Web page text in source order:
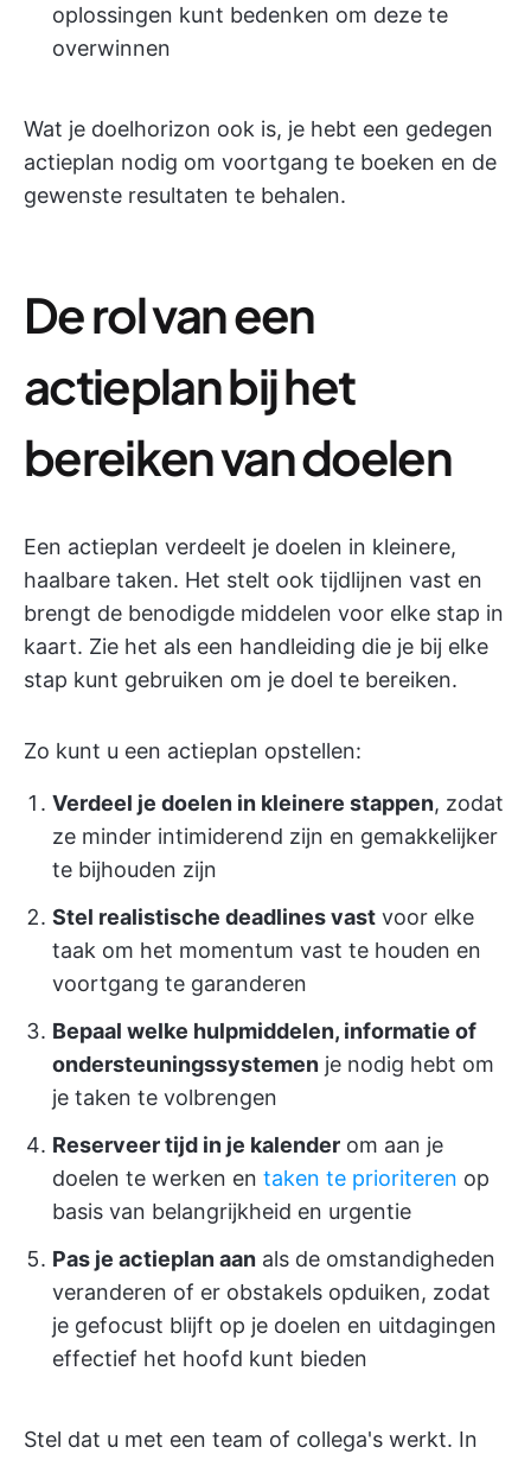
oplossingen kunt bedenken om deze te
overwinnen
Wat je doelhorizon ook is, je hebt een gedegen
actieplan nodig om voortgang te boeken en de
gewenste resultaten te behalen.
De rol van een
actieplan bij het
bereiken van doelen
Een actieplan verdeelt je doelen in kleinere,
haalbare taken. Het stelt ook tijdlijnen vast en
brengt de benodigde middelen voor elke stap in
kaart. Zie het als een handleiding die je bij elke
stap kunt gebruiken om je doel te bereiken.
Zo kunt u een actieplan opstellen:
Verdeel je doelen in kleinere stappen, zodat
ze minder intimiderend zijn en gemakkelijker
te bijhouden zijn
Stel realistische deadlines vast voor elke
taak om het momentum vast te houden en
voortgang te garanderen
Bepaal welke hulpmiddelen, informatie of
ondersteuningssystemen je nodig hebt om
je taken te volbrengen
Reserveer tijd in je kalender om aan je
doelen te werken en taken te prioriteren op
basis van belangrijkheid en urgentie
Pas je actieplan aan als de omstandigheden
veranderen of er obstakels opduiken, zodat
je gefocust blijft op je doelen en uitdagingen
effectief het hoofd kunt bieden
Stel dat u met een team of collega's werkt. In